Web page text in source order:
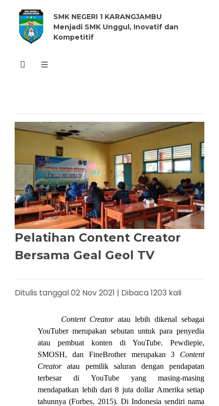
SMK NEGERI 1 KARANGJAMBU
Menjadi SMK Unggul, Inovatif dan
Kompetitif
Pelatihan Content Creator
Bersama Geal Geol TV
Ditulis tanggal 02 Nov 2021 | Dibaca 1203 kali
Content Creatoratau lebih dikenal sebagai
YouTuber merupakan sebutan untuk para penyedia
atau pembuat konten di YouTube. Pewdiepie,
SMOSH, dan FineBrother merupakan 3 Content
Creatoratau pemilik saluran dengan pendapatan
terbesar di YouTube yang masing-masing
mendapatkan lebih dari 8 juta dollar Amerika setiap
tahunnya (Forbes, 2015). Di Indonesia sendiri nama